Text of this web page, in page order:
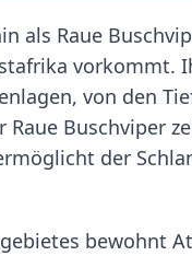
als Raue
vorkommt.
von den
Raue Buschviper
der
bewohnt